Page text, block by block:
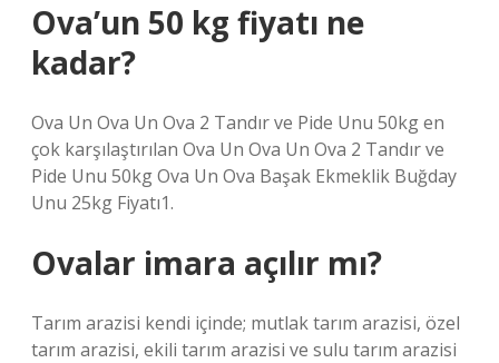
Ova’un 50 kg fiyatı ne
kadar?
Ova Un Ova Un Ova 2 Tandır ve Pide Unu 50kg en
çok karşılaştırılan Ova Un Ova Un Ova 2 Tandır ve
Pide Unu 50kg Ova Un Ova Başak Ekmeklik Buğday
Unu 25kg Fiyatı1.
Ovalar imara açılır mı?
Tarım arazisi kendi içinde; mutlak tarım arazisi, özel
tarım arazisi, ekili tarım arazisi ve sulu tarım arazisi